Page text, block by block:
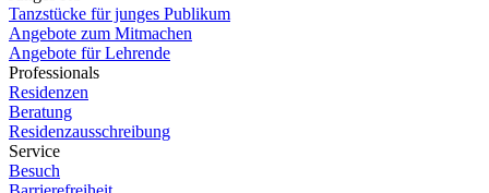
Tanzstücke für junges Publikum
Angebote zum Mitmachen
Angebote für Lehrende
Professionals
Residenzen
Beratung
Residenzausschreibung
Service
Besuch